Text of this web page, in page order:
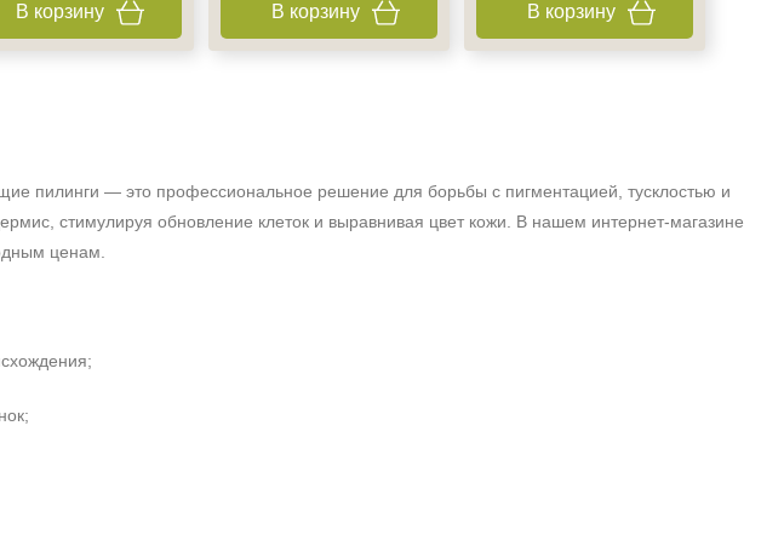
В корзину В корзину В корзину
пилинги — это профессиональное решение для борьбы с пигментацией, тусклостью и
стимулируя обновление клеток и выравнивая цвет кожи. В нашем интернет‑магазине
ценам.